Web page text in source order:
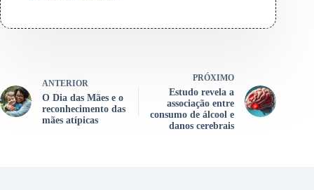
ANTERIOR
O Dia das Mães e o
reconhecimento das
mães atípicas
PRÓXIMO
Estudo revela a
associação entre
consumo de álcool e
danos cerebrais